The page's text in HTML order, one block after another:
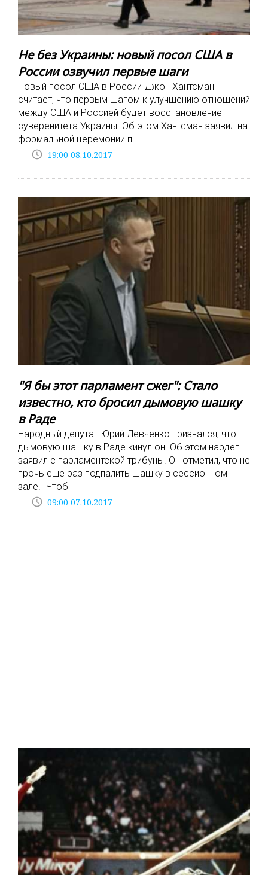
Не без Украины: новый посол США в
России озвучил первые шаги
Новый посол США в России Джон Хантсман
считает, что первым шагом к улучшению отношений
между США и Россией будет восстановление
суверенитета Украины. Об этом Хантсман заявил на
формальной церемонии п
access_time 19:00 08.10.2017
"Я бы этот парламент сжег": Стало
известно, кто бросил дымовую шашку
в Раде
Народный депутат Юрий Левченко признался, что
дымовую шашку в Раде кинул он. Об этом нардеп
заявил с парламентской трибуны. Он отметил, что не
прочь еще раз подпалить шашку в сессионном
зале. "Чтоб
access_time 09:00 07.10.2017